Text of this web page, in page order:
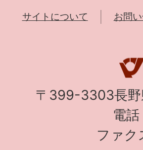
サイトについて お問
〒399-3303長野
電
ファ